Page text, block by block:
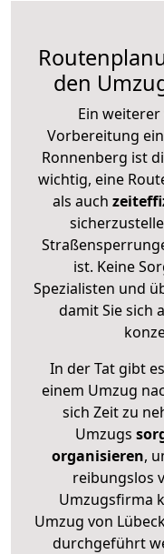
den
Ein
Vorbereitung
Ronnenberg ist
wichtig, eine
als auch
ist. Keine
Spezialisten und
damit Sie sich
In der Tat gibt
einem Umzug
sich Zeit zu
Umzugs
organisieren,
reibungslos
Umzugsfirma
Umzug von
durchgeführt